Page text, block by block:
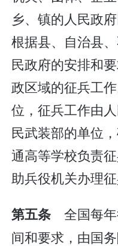
乡、镇的人民政
根据县、自治县
民政府的安排和
政区域的征兵工
位，征兵工作由
民武装部的单位
通高等学校负责
助兵役机关办理征
第五条 全国每
间和要求，由国